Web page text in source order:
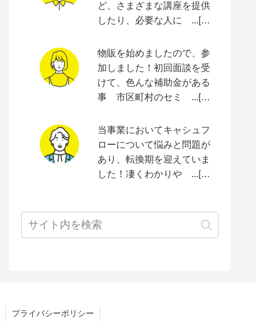
ど、さまざまな講座を提供
したり、必要な人に ...[続
物販を始めましたので、参
加しました！初回面談を受
けて、色んな補助金がある
事 市区町村のセミ ...[続
当事業においてキャシュフ
ローについて悩みと問題が
あり、転換期を迎えていま
した！凄くわかりや ...[続
プライバシーポリシー